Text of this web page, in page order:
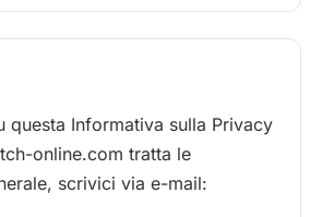
questa Informativa sulla Privacy
online.com tratta le
scrivici via e-mail: